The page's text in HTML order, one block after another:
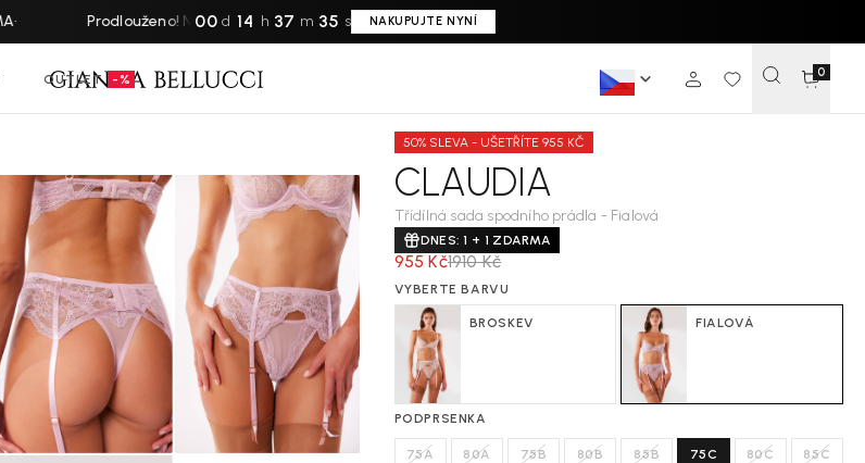
Prodlouženo! National Underwear Day // 1+1 ZDARMA·
00 d 14 h 37 m 34 s NAKUPUJTE NYNÍ
OUTLET -% 0
50% SLEVA - UŠETŘÍTE 955 KČ
CLAUDIA
Třídílná sada spodního prádla - Fialová
DNES: 1 + 1 ZDARMA
1910 Kč
955 Kč
VYBERTE BARVU
BROSKEV FIALOVÁ
PODPRSENKA
75A 80A 75B 80B 85B 75C 80C 85C